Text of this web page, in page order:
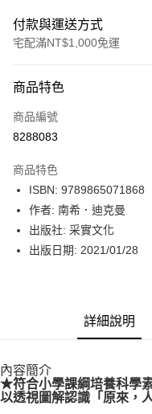
付款與運送方式
宅配滿NT$1,000免運
icash Pay
信用卡一次付款
LINE Pay
Apple Pay
街口支付
博客來商品配送方式
每筆NT$80，滿NT$1,000(
商品特色
商品編號
8288083
商品特色
ISBN: 9789865071868
作者: 南希．迪克曼
出版社: 采實文化
出版日期: 2021/01/28
詳細說明
內容簡介
★符合小學課綱培養科學
以透視圖解認識「原來，